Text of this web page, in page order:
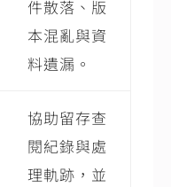
件散落、版
本混亂與資
料遺漏。
協助留存查
閱紀錄與處
理軌跡，並